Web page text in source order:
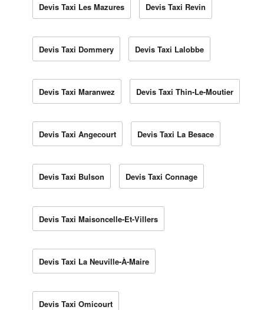
Devis Taxi Les Mazures Devis Taxi Revin
Devis Taxi Dommery Devis Taxi Lalobbe
Devis Taxi Maranwez Devis Taxi Thin-Le-Moutier
Devis Taxi Angecourt Devis Taxi La Besace
Devis Taxi Bulson Devis Taxi Connage
Devis Taxi Maisoncelle-Et-Villers
Devis Taxi La Neuville-À-Maire
Devis Taxi Omicourt